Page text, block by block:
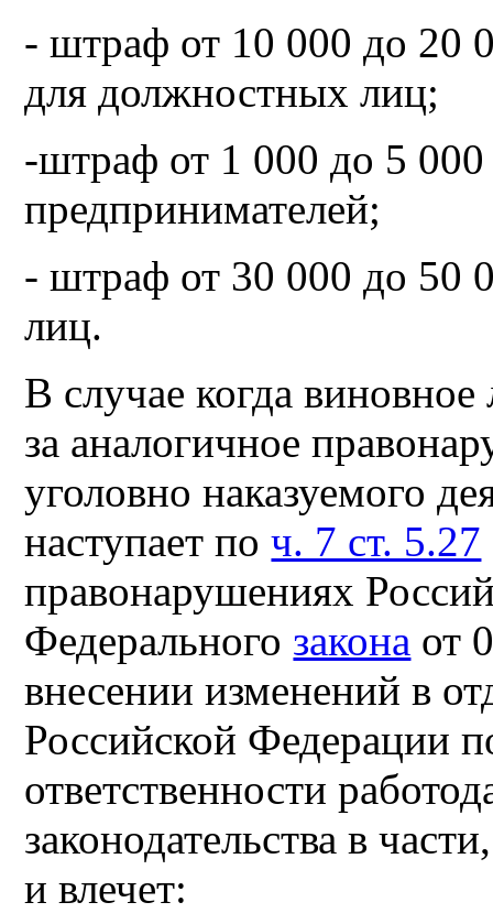
- штраф от 10 000 до 20
для должностных лиц;
-штраф от 1 000 до 5
предпринимателей;
- штраф от 30 000 до 50
лиц.
В случае когда
за аналогичное
уголовно наказуемого
наступает поч. 7 ст. 5.27
правонарушениях
Федерального закона от
внесении изменений в
Российской Федерации
ответственности
законодательства в
и влечет: